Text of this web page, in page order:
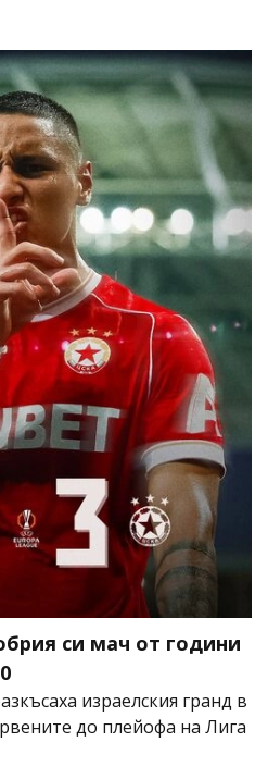
си мач от години
израелския гранд в
до плейофа на Лига